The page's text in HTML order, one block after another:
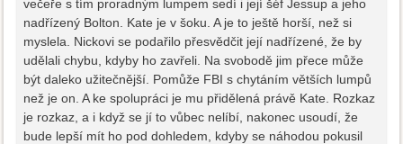
večeře s tím proradným lumpem sedí i její šéf Jessup a jeho
nadřízený Bolton. Kate je v šoku. A je to ještě horší, než si
myslela. Nickovi se podařilo přesvědčit její nadřízené, že by
udělali chybu, kdyby ho zavřeli. Na svobodě jim přece může
být daleko užitečnější. Pomůže FBI s chytáním větších lumpů
než je on. A ke spolupráci je mu přidělená právě Kate. Rozkaz
je rozkaz, a i když se jí to vůbec nelíbí, nakonec usoudí, že
bude lepší mít ho pod dohledem, kdyby se náhodou pokusil